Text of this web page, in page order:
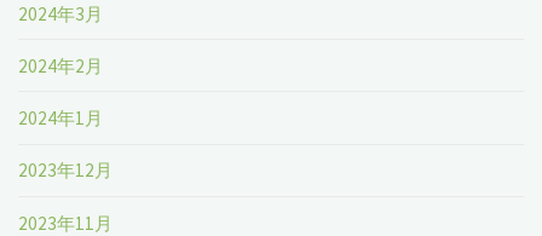
2024年3月
2024年2月
2024年1月
2023年12月
2023年11月